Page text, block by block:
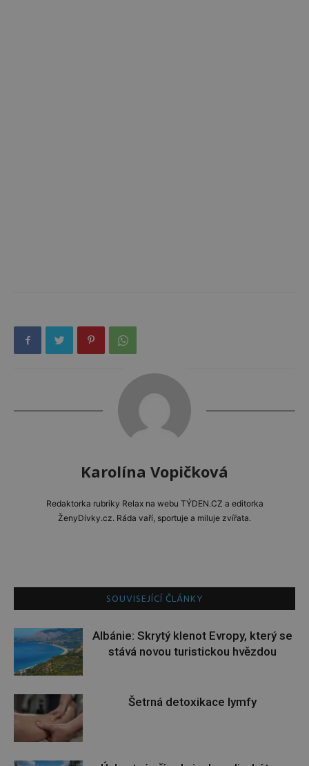
Karolína Vopičková
Redaktorka rubriky Relax na webu TÝDEN.CZ a editorka
ŽenyDívky.cz. Ráda vaří, sportuje a miluje zvířata.
SOUVISEJÍCÍ ČLÁNKY
Albánie: Skrytý klenot Evropy, který se
stává novou turistickou hvězdou
Šetrná detoxikace lymfy